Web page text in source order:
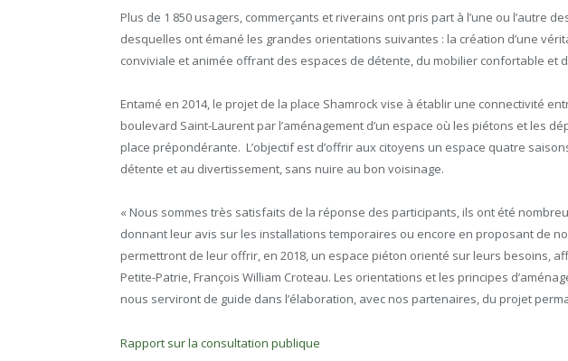
Plus de 1 850 usagers, commerçants et riverains ont pris part à l’une ou l’autre
desquelles ont émané les grandes orientations suivantes : la création d’une
conviviale et animée offrant des espaces de détente, du mobilier confortable et
Entamé en 2014, le projet de la place Shamrock vise à établir une connectivité
boulevard Saint-Laurent par l’aménagement d’un espace où les piétons et les
place prépondérante. L’objectif est d’offrir aux citoyens un espace quatre
détente et au divertissement, sans nuire au bon voisinage.
« Nous sommes très satisfaits de la réponse des participants, ils ont été
donnant leur avis sur les installations temporaires ou encore en proposant de
permettront de leur offrir, en 2018, un espace piéton orienté sur leurs besoins,
Petite-Patrie, François William Croteau. Les orientations et les principes
nous serviront de guide dans l’élaboration, avec nos partenaires, du projet
Rapport sur la consultation publique